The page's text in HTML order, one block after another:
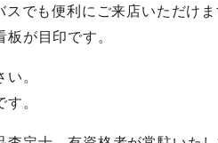
でも便利にご来店いただけま
が目印です。
。
。